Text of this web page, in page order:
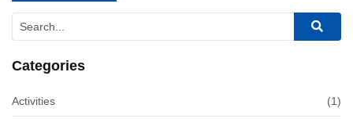
Categories
Activities (1)